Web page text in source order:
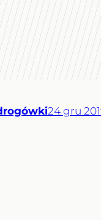
24 gru